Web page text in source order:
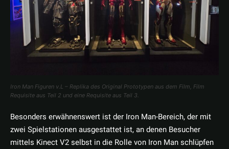
Iron Man Figuren v.L – Replika des Original Prototypen aus dem Film, Film
Requisite aus Teil 2 und eine Requisite aus Teil 3.
Besonders erwähnenswert ist der Iron Man-Bereich, der mit
zwei Spielstationen ausgestattet ist, an denen Besucher
mittels Kinect V2 selbst in die Rolle von Iron Man schlüpfen